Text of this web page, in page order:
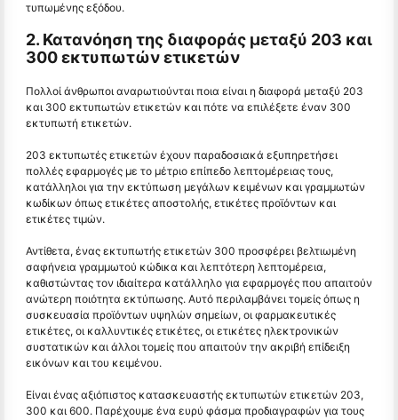
τυπωμένης εξόδου.
2. Κατανόηση της διαφοράς μεταξύ 203 και
300 εκτυπωτών ετικετών
Πολλοί άνθρωποι αναρωτιούνται ποια είναι η διαφορά μεταξύ 203
και 300 εκτυπωτών ετικετών και πότε να επιλέξετε έναν 300
εκτυπωτή ετικετών.
203 εκτυπωτές ετικετών έχουν παραδοσιακά εξυπηρετήσει
πολλές εφαρμογές με το μέτριο επίπεδο λεπτομέρειας τους,
κατάλληλοι για την εκτύπωση μεγάλων κειμένων και γραμμωτών
κωδίκων όπως ετικέτες αποστολής, ετικέτες προϊόντων και
ετικέτες τιμών.
Αντίθετα, ένας εκτυπωτής ετικετών 300 προσφέρει βελτιωμένη
σαφήνεια γραμμωτού κώδικα και λεπτότερη λεπτομέρεια,
καθιστώντας τον ιδιαίτερα κατάλληλο για εφαρμογές που απαιτούν
ανώτερη ποιότητα εκτύπωσης. Αυτό περιλαμβάνει τομείς όπως η
συσκευασία προϊόντων υψηλών σημείων, οι φαρμακευτικές
ετικέτες, οι καλλυντικές ετικέτες, οι ετικέτες ηλεκτρονικών
συστατικών και άλλοι τομείς που απαιτούν την ακριβή επίδειξη
εικόνων και του κειμένου.
Είναι ένας αξιόπιστος κατασκευαστής εκτυπωτών ετικετών 203,
300 και 600. Παρέχουμε ένα ευρύ φάσμα προδιαγραφών για τους